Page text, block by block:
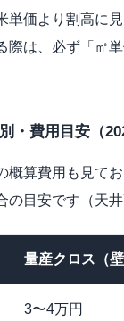
単価より割高に
際は、必ず「㎡
・費用目安（
概算費用も見て
の目安です（天井
量産クロス（壁
3〜4万円